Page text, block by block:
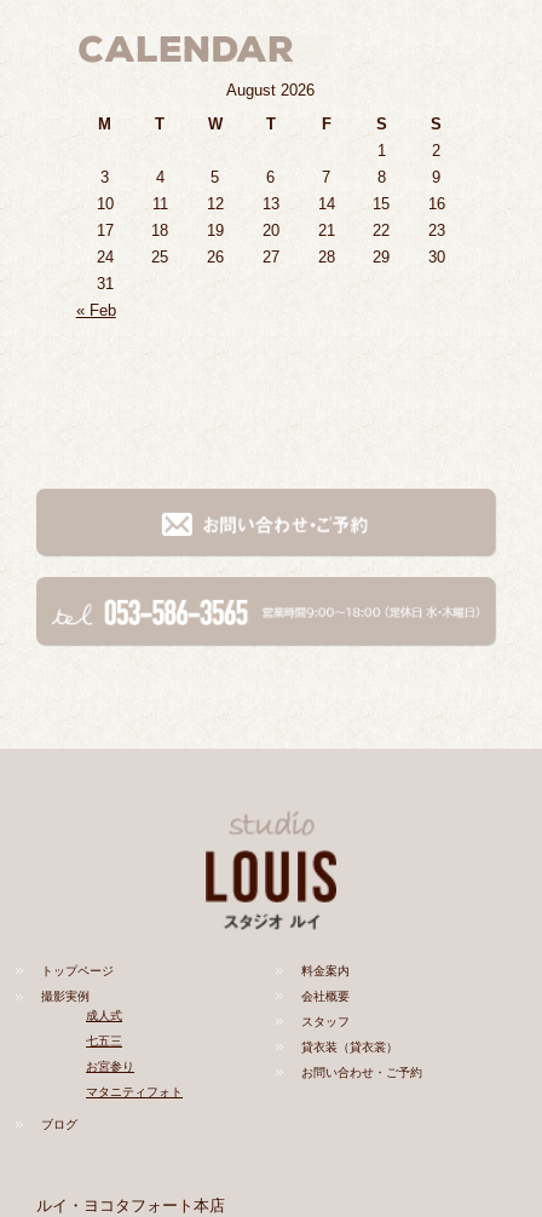
August 2026
M
T W T F S
S
1
2
3
4 5 6 7 8
9
10
11 12 13 14 15
16
17
18 19 20 21 22
23
24
25 26 27 28 29
30
31
« Feb
トップページ
撮影実例
成人式
七五三
お宮参り
マタニティフォト
ブログ
料金案内
会社概要
スタッフ
貸衣装（貸衣裳）
お問い合わせ・ご予約
ルイ・ヨコタフォート本店